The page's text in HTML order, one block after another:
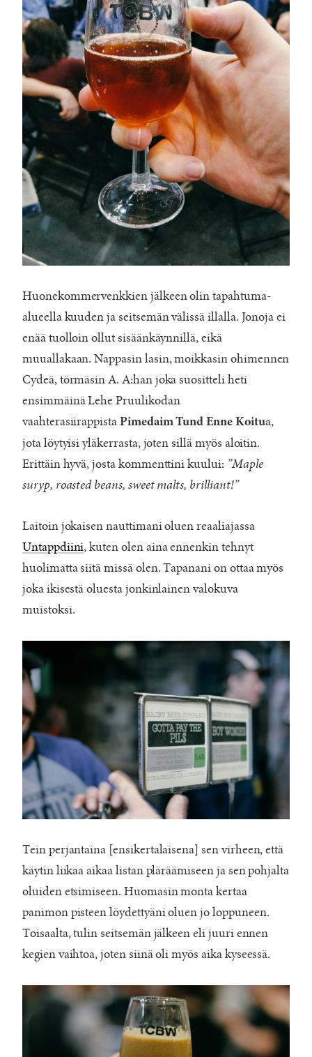
Huonekommervenkkien jälkeen olin tapahtuma-
alueella kuuden ja seitsemän välissä illalla. Jonoja ei
enää tuolloin ollut sisäänkäynnillä, eikä
muuallakaan. Nappasin lasin, moikkasin ohimennen
Cydeä, törmäsin A. A:han joka suositteli heti
ensimmäinä Lehe Pruulikodan
vaahterasiirappista Pimedaim Tund Enne Koitua,
jota löytyisi yläkerrasta, joten sillä myös aloitin.
Erittäin hyvä, josta kommenttini kuului: ”Maple
suryp, roasted beans, sweet malts, brilliant!”
Laitoin jokaisen nauttimani oluen reaaliajassa
Untappdiini, kuten olen aina ennenkin tehnyt
huolimatta siitä missä olen. Tapanani on ottaa myös
joka ikisestä oluesta jonkinlainen valokuva
muistoksi.
Tein perjantaina [ensikertalaisena] sen virheen, että
käytin liikaa aikaa listan pläräämiseen ja sen pohjalta
oluiden etsimiseen. Huomasin monta kertaa
panimon pisteen löydettyäni oluen jo loppuneen.
Toisaalta, tulin seitsemän jälkeen eli juuri ennen
kegien vaihtoa, joten siinä oli myös aika kyseessä.